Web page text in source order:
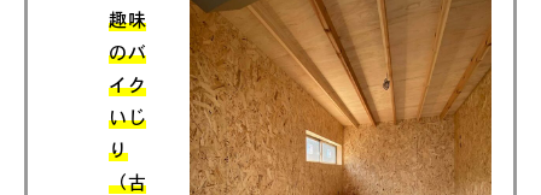
趣味
のバ
イク
いじ
り
（古